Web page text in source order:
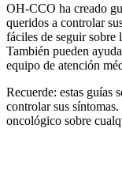
OH-CCO ha creado
queridos a controlar
fáciles de seguir sobre
También pueden
equipo de atención
Recuerde: estas guías
controlar sus
oncológico sobre